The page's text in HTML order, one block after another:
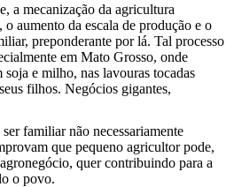
a mecanização da agricultura
aumento da escala de produção e o
preponderante por lá. Tal processo
em Mato Grosso, onde
soja e milho, nas lavouras tocadas
filhos. Negócios gigantes,
familiar não necessariamente
que pequeno agricultor pode,
quer contribuindo para a
o povo.